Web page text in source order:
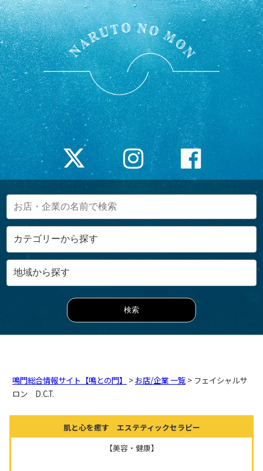
鳴門総合情報サイト【鳴との門】 > お店/企業 一覧 > フェイシャルサ
ロン D.C.T.
肌と心を癒す エステティックセラピー
【美容・健康】